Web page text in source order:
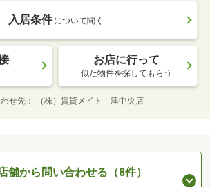
入居条件 について聞く
お店に行って
似た物件を探してもらう
せ先 （株）賃貸メイト 津中央店
舗から問い合わせる（8件）